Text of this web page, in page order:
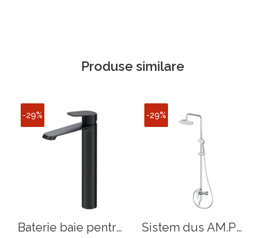
Produse similare
-29%
Baterie baie pentru
-29%
Sistem dus AM.PM